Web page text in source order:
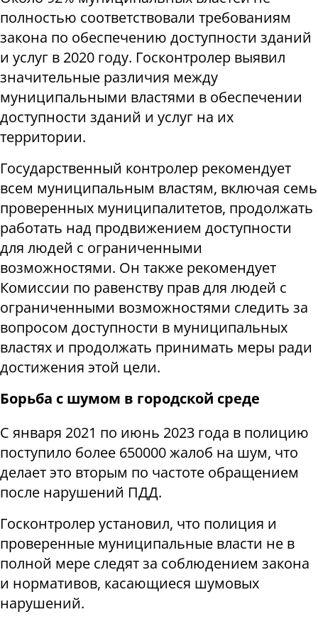
полностью соответствовали требованиям
закона по обеспечению доступности зданий
и услуг в 2020 году. Госконтролер выявил
значительные различия между
муниципальными властями в обеспечении
доступности зданий и услуг на их
территории.
Государственный контролер рекомендует
всем муниципальным властям, включая семь
проверенных муниципалитетов, продолжать
работать над продвижением доступности
для людей с ограниченными
возможностями. Он также рекомендует
Комиссии по равенству прав для людей с
ограниченными возможностями следить за
вопросом доступности в муниципальных
властях и продолжать принимать меры ради
достижения этой цели.
Борьба с шумом в городской среде
С января 2021 по июнь 2023 года в полицию
поступило более 650000 жалоб на шум, что
делает это вторым по частоте обращением
после нарушений ПДД.
Госконтролер установил, что полиция и
проверенные муниципальные власти не в
полной мере следят за соблюдением закона
и нормативов, касающиеся шумовых
нарушений.